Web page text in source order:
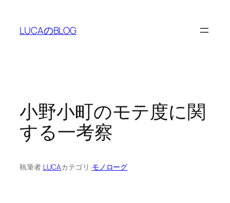
LUCAのBLOG
小野小町のモテ度に関
する一考察
執筆者:LUCAカテゴリ:モノローグ